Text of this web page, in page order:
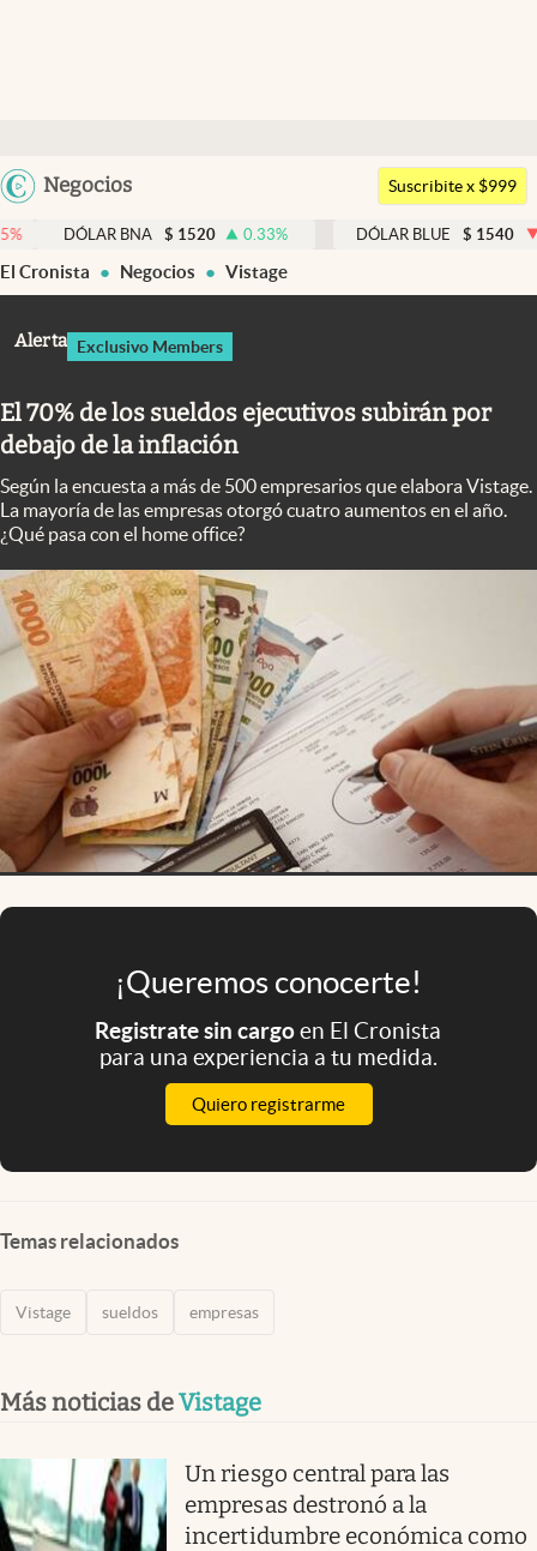
Argentina
Negocios
Members
Economía y Política
Finanzas y Mercados
Columnistas
Otras secciones
Apertura
Clase
Clima
Mundial 2026
Eventos Corporativos
El Cronista Studio
Mediakit
abre en nueva pestaña
Suscribite x $999
BNA $ 1520 0.33% DÓLAR BLUE $ 1540 -0.32%
El Cronista Negocios Vistage
Alerta Exclusivo Members
El 70% de los sueldos ejecutivos subirán por
debajo de la inflación
Según la encuesta a más de 500 empresarios que elabora Vistage.
La mayoría de las empresas otorgó cuatro aumentos en el año.
¿Qué pasa con el home office?
¡Queremos conocerte!
Registrate sin cargoen El Cronista
para una experiencia a tu medida.
Quiero registrarme
Temas relacionados
Vistage sueldos empresas
Más noticias deVistage
Un riesgo central para las
empresas destronó a la
incertidumbre económica como